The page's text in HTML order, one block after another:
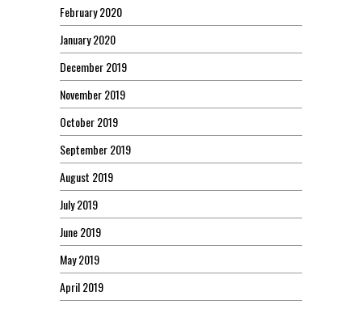
February 2020
January 2020
December 2019
November 2019
October 2019
September 2019
August 2019
July 2019
June 2019
May 2019
April 2019